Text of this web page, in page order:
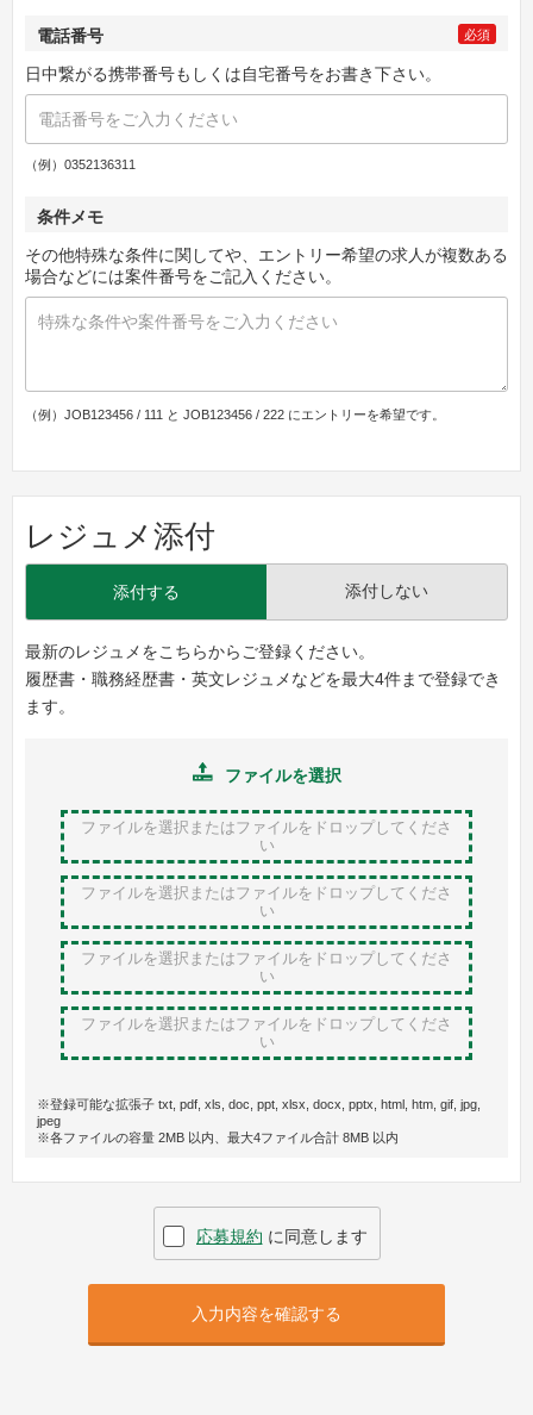
電話番号 必須
日中繋がる携帯番号もしくは自宅番号をお書き下さい。
（例）0352136311
条件メモ
その他特殊な条件に関してや、エントリー希望の求人が複数ある
場合などには案件番号をご記入ください。
（例）JOB123456 / 111 と JOB123456 / 222 にエントリーを希望です。
レジュメ添付
添付する 添付しない
最新のレジュメをこちらからご登録ください。
履歴書・職務経歴書・英文レジュメなどを最大4件まで登録でき
ます。
ファイルを選択
ファイルを選択またはファイルをドロップしてくださ
い
ファイルを選択またはファイルをドロップしてくださ
い
ファイルを選択またはファイルをドロップしてくださ
い
ファイルを選択またはファイルをドロップしてくださ
い
※登録可能な拡張子 txt, pdf, xls, doc, ppt, xlsx, docx, pptx, html, htm, gif, jpg,
jpeg
※各ファイルの容量 2MB 以内、最大4ファイル合計 8MB 以内
応募規約 に同意します
入力内容を確認する